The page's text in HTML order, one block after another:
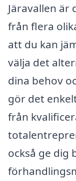
Järavallen
från flera
att du kan
välja det
dina behov
gör det
från
också ge dig